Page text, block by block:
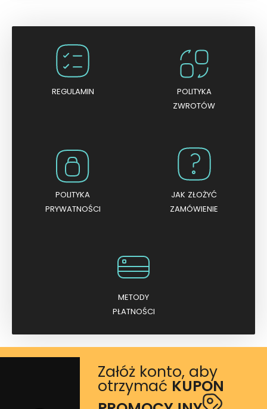
n
a
5
REGULAMIN
POLITYKA
ZWROTÓW
POLITYKA
PRYWATNOŚCI
JAK ZŁOŻYĆ
ZAMÓWIENIE
METODY
PŁATNOŚCI
Załóż konto, aby
otrzymać KUPON